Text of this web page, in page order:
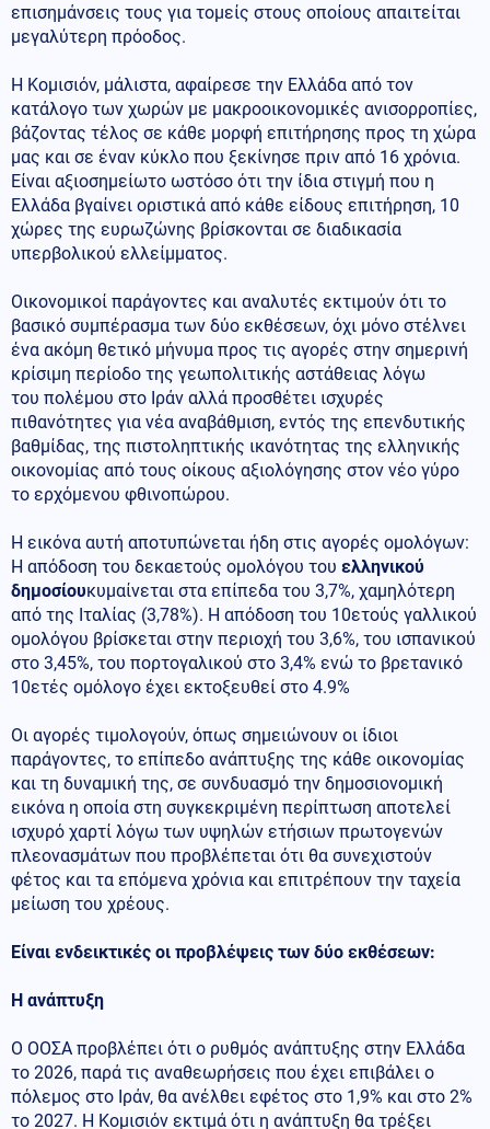
επισημάνσεις τους για τομείς στους οποίους απαιτείται
μεγαλύτερη πρόοδος.
Η Κομισιόν, μάλιστα, αφαίρεσε την Ελλάδα από τον
κατάλογο των χωρών με μακροοικονομικές ανισορροπίες,
βάζοντας τέλος σε κάθε μορφή επιτήρησης προς τη χώρα
μας και σε έναν κύκλο που ξεκίνησε πριν από 16 χρόνια.
Είναι αξιοσημείωτο ωστόσο ότι την ίδια στιγμή που η
Ελλάδα βγαίνει οριστικά από κάθε είδους επιτήρηση, 10
χώρες της ευρωζώνης βρίσκονται σε διαδικασία
υπερβολικού ελλείμματος.
Οικονομικοί παράγοντες και αναλυτές εκτιμούν ότι το
βασικό συμπέρασμα των δύο εκθέσεων, όχι μόνο στέλνει
ένα ακόμη θετικό μήνυμα προς τις αγορές στην σημερινή
κρίσιμη περίοδο της γεωπολιτικής αστάθειας λόγω
του πολέμου στο Ιράν αλλά προσθέτει ισχυρές
πιθανότητες για νέα αναβάθμιση, εντός της επενδυτικής
βαθμίδας, της πιστοληπτικής ικανότητας της ελληνικής
οικονομίας από τους οίκους αξιολόγησης στον νέο γύρο
το ερχόμενου φθινοπώρου.
Η εικόνα αυτή αποτυπώνεται ήδη στις αγορές ομολόγων:
Η απόδοση του δεκαετούς ομολόγου του ελληνικού
δημοσίουκυμαίνεται στα επίπεδα του 3,7%, χαμηλότερη
από της Ιταλίας (3,78%). Η απόδοση του 10ετούς γαλλικού
ομολόγου βρίσκεται στην περιοχή του 3,6%, του ισπανικού
στο 3,45%, του πορτογαλικού στο 3,4% ενώ το βρετανικό
10ετές ομόλογο έχει εκτοξευθεί στο 4.9%
Οι αγορές τιμολογούν, όπως σημειώνουν οι ίδιοι
παράγοντες, το επίπεδο ανάπτυξης της κάθε οικονομίας
και τη δυναμική της, σε συνδυασμό την δημοσιονομική
εικόνα η οποία στη συγκεκριμένη περίπτωση αποτελεί
ισχυρό χαρτί λόγω των υψηλών ετήσιων πρωτογενών
πλεονασμάτων που προβλέπεται ότι θα συνεχιστούν
φέτος και τα επόμενα χρόνια και επιτρέπουν την ταχεία
μείωση του χρέους.
Είναι ενδεικτικές οι προβλέψεις των δύο εκθέσεων:
Η ανάπτυξη
Ο ΟΟΣΑ προβλέπει ότι ο ρυθμός ανάπτυξης στην Ελλάδα
το 2026, παρά τις αναθεωρήσεις που έχει επιβάλει ο
πόλεμος στο Ιράν, θα ανέλθει εφέτος στο 1,9% και στο 2%
το 2027. Η Κομισιόν εκτιμά ότι η ανάπτυξη θα τρέξει